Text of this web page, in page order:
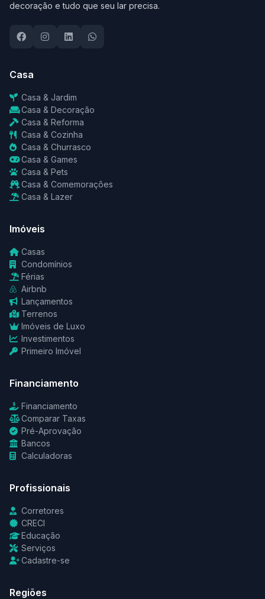
decoração e tudo que seu lar precisa.
Casa
Casa & Jardim
Casa & Decoração
Casa & Reforma
Casa & Cozinha
Casa & Churrasco
Casa & Games
Casa & Pets
Casa & Comemorações
Casa & Lazer
Imóveis
Casas
Condomínios
Férias
Airbnb
Lançamentos
Terrenos
Imóveis de Luxo
Investimentos
Primeiro Imóvel
Financiamento
Financiamento
Comparar Taxas
Pré-Aprovação
Bancos
Calculadoras
Profissionais
Corretores
CRECI
Educação
Serviços
Cadastre-se
Regiões